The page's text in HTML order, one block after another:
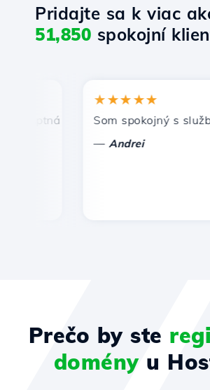
Pridajte sa k viac
51,850 spokojní
a efektívna technická podpora.
★★★★★
Som spokojný s
Andrei
Prečo by ste
doményu